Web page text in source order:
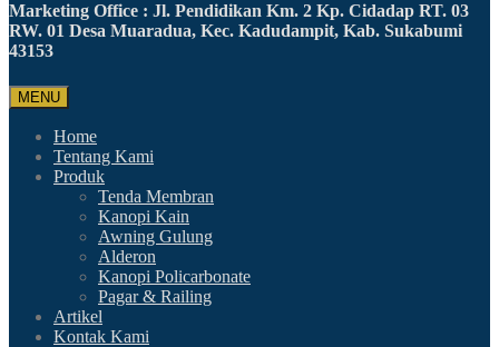
Marketing Office : Jl. Pendidikan Km. 2 Kp. Cidadap RT. 03
RW. 01 Desa Muaradua, Kec. Kadudampit, Kab. Sukabumi
43153
MENU
Home
Tentang Kami
Produk
Tenda Membran
Kanopi Kain
Awning Gulung
Alderon
Kanopi Policarbonate
Pagar & Railing
Artikel
Kontak Kami